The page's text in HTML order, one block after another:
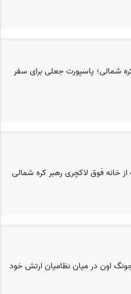
شمالی؛ پاسپورت جعلی برای سفر
از خانه فوق لاکچری رهبر کره شمالی
اون در میان نظامیان ارتش خود